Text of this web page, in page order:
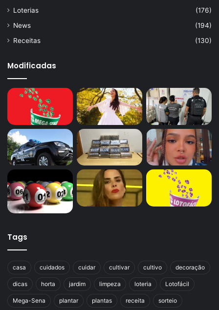
Loterias
(176)
News
(194)
Receitas
(130)
Modificadas
Tags
casa cuidados cuidar cultivar cultivo decoração
dicas horta jardim limpeza loteria Lotofácil
Mega-Sena plantar plantas receita sorteio